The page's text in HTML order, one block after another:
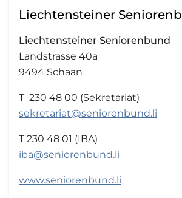
Liechtensteiner
Liechtensteiner Seniorenbund
Landstrasse 40a
9494 Schaan
T 230 48 00 (Sekretariat)
sekretariat@seniorenbund.li
T 230 48 01 (IBA)
iba@seniorenbund.li
www.seniorenbund.li